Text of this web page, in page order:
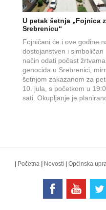
U petak šetnja „Fojnica
Srebrenicu“
Fojničani će i ove godine
dostojanstven i simboličan
način odati počast žrtvama
genocida u Srebrenici,
šetnjom zakazanom za
10. jula, s početkom u
sati. Okupljanje je
Početna Novosti Općinska